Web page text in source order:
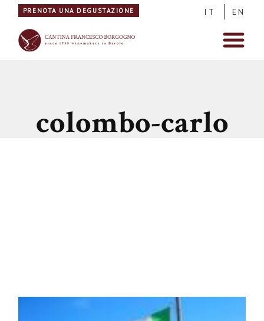
PRENOTA UNA DEGUSTAZIONE IT EN
colombo-carlo